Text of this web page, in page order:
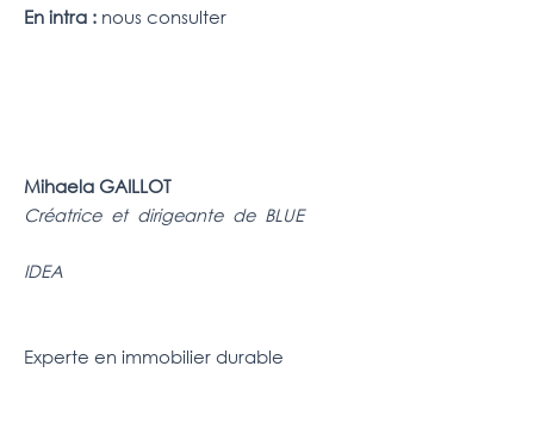
En intra : nous consulter
Mihaela GAILLOT
Créatrice et dirigeante de BLUE
IDEA
Experte en immobilier durable